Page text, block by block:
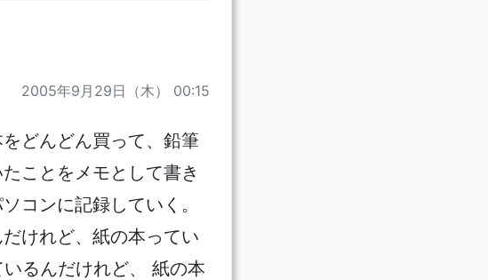
2005年9月29日（木） 00:15
どんどん買って、鉛筆
ことをメモとして書き
コンに記録していく。
けれど、紙の本ってい
るんだけれど、 紙の本